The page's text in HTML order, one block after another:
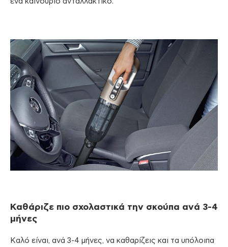
Καθάριζε πιο σχολαστικά την σκούπα ανά 3-4
μήνες
Καλό είναι, ανά 3-4 μήνες, να καθαρίζεις και τα υπόλοιπα